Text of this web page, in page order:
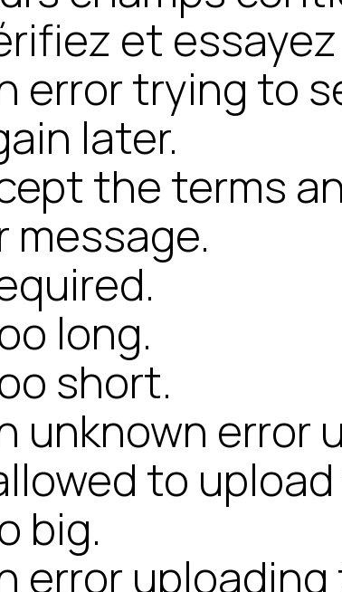
et
error trying to
later.
the terms
message.
long.
short.
unknown error
to
big.
error